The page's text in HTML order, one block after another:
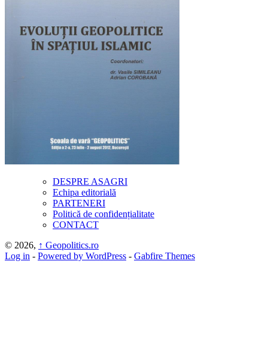
DESPRE ASAGRI
Echipa editorială
PARTENERI
Politică de confidențialitate
CONTACT
© 2026, ↑ Geopolitics.ro
Log in - Powered by WordPress - Gabfire Themes